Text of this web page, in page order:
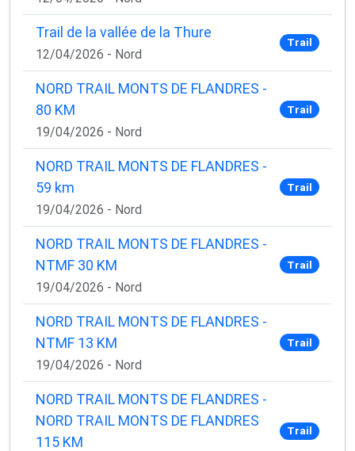
Trail de la vallée de la Thure
12/04/2026 - Nord
Trail
NORD TRAIL MONTS DE FLANDRES -
80 KM
19/04/2026 - Nord
Trail
NORD TRAIL MONTS DE FLANDRES -
59 km
19/04/2026 - Nord
Trail
NORD TRAIL MONTS DE FLANDRES -
NTMF 30 KM
19/04/2026 - Nord
Trail
NORD TRAIL MONTS DE FLANDRES -
NTMF 13 KM
19/04/2026 - Nord
Trail
NORD TRAIL MONTS DE FLANDRES -
NORD TRAIL MONTS DE FLANDRES
115 KM
Trail